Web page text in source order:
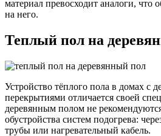
материал превосходит аналоги, что
на него.
Теплый пол на
Устройство тёплого пола в домах с
перекрытиями отличается своей
деревянным полом не
обустройства систем подогрева:
трубы или нагревательный кабель.